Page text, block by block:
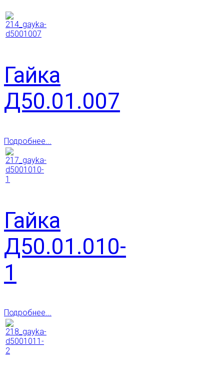
Гайка
Д50.01.007
Подробнее...
Гайка
Д50.01.010-
1
Подробнее...